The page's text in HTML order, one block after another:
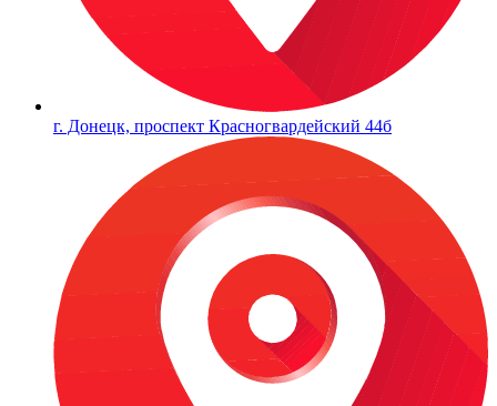
г. Донецк, проспект Красногвардейский 44б